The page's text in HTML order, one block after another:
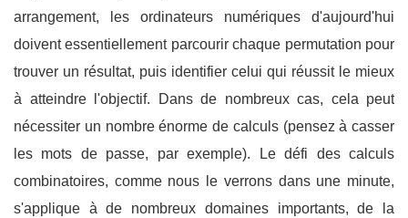
arrangement, les ordinateurs numériques d'aujourd'hui
doivent essentiellement parcourir chaque permutation pour
trouver un résultat, puis identifier celui qui réussit le mieux
à atteindre l'objectif. Dans de nombreux cas, cela peut
nécessiter un nombre énorme de calculs (pensez à casser
les mots de passe, par exemple). Le défi des calculs
combinatoires, comme nous le verrons dans une minute,
s'applique à de nombreux domaines importants, de la